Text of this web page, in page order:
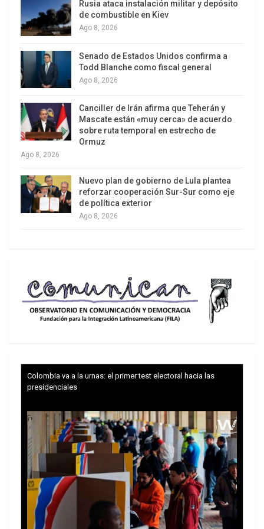
población más rebeles al nuevo orden social
neoliberal nacional e internacional.
se percibe desde las clases no acaudaladas,
exclusivamente para reprimirlas cuando interpelan
los regímenes de desigualdades, condiciones de
ven con buenos ojos la violencia policial para
defender el orden de inequidades que les
mantiene en esta posición, por eso el nivel de
Desde esa perspectiva, la memoria de lo ocurrido
en octubre 2019 y el accionar de la policía parece
haber dejado huella en la población. Debido a eso
el bajo nivel de confianza en términos globales,
muy por debajo de países de la región como
Uruguay con el 66% de personas que confían
mucho o algo. En ese sentido, este país presenta
Rusia ataca instalación militar y depósito
de combustible en Kiev
Ago 8, 2026
Senado de Estados Unidos confirma a
Todd Blanche como fiscal general
Ago 8, 2026
Canciller de Irán afirma que Teherán y
Mascate están «muy cerca» de acuerdo
sobre ruta temporal en estrecho de
Ormuz
Ago 8, 2026
Nuevo plan de gobierno de Lula plantea
reforzar cooperación Sur-Sur como eje
de política exterior
Ago 8, 2026
Colombia va a la urnas: el primer test electoral hacia las
presidenciales